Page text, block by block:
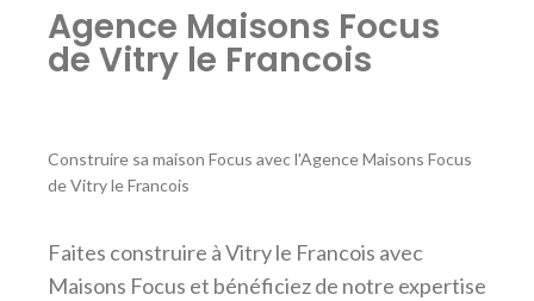
Agence Maisons Focus
de Vitry le Francois
Construire sa maison Focus avec l'Agence Maisons Focus
de Vitry le Francois
Faites construire à Vitry le Francois avec
Maisons Focus et bénéficiez de notre expertise